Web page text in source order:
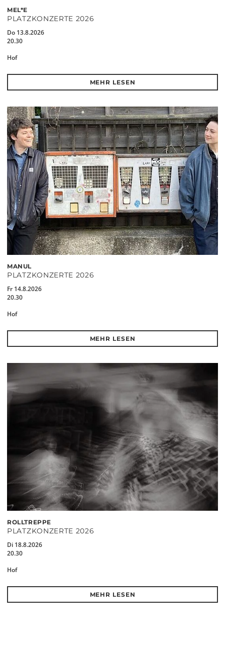
MEL*E
PLATZKONZERTE 2026
Do 13.8.2026
20.30
Hof
MEHR LESEN
MANUL
PLATZKONZERTE 2026
Fr 14.8.2026
20.30
Hof
MEHR LESEN
ROLLTREPPE
PLATZKONZERTE 2026
Di 18.8.2026
20.30
Hof
MEHR LESEN